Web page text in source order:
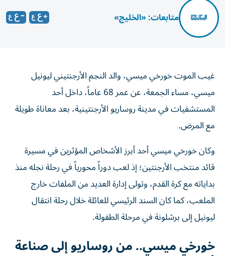
متابعات: «الخليج»
ميسي، مساء الجمعة، عن عمر 68 عاماً، داخل أحد
المستشفيات في مدينة روساريو الأرجنتينية، بعد معاناة طويلة
مع المرض.
وكان خورخي ميسي أحد أبرز الأشخاص المؤثرين في مسيرة
قائد منتخب الأرجنتين؛ إذ لعب دوراً محورياً في رحلة نجله منذ
بداياته مع كرة القدم، وتولى إدارة العديد من الملفات خارج
الملعب، كما كان السند الرئيسي للعائلة خلال رحلة انتقال
ليونيل إلى برشلونة في مرحلة الطفولة.
خورخي ميسي.. من روساريو إلى صناعة